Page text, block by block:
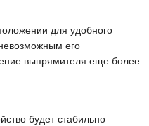
для удобного
его
выпрямителя еще более
будет стабильно